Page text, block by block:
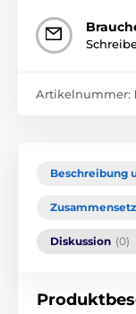
Artikelnummer:
Beschreibung
Diskussion (0)